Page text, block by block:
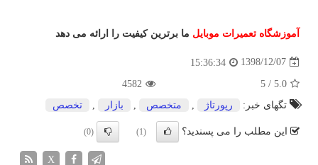
آموزشگاه تعمیرات موبایل ما برترین کیفیت را ارائه می دهد
1398/12/07
15:36:34
5.0
/
5
4582
تگهای خبر:
رپورتاژ متخصص بازار تخصص
این مطلب را می پسندید؟ (1)
(0)
X